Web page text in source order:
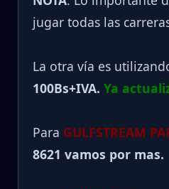
jugar todas las
La otra vía es
100Bs+IVA. Ya
Para GULFSTREAM
8621 vamos por mas.